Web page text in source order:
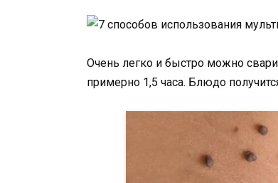
Очень легко и быстро можно
примерно 1,5 часа. Блюдо